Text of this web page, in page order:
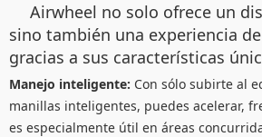
Airwheel no solo ofrece un
sino también una experiencia
gracias a sus características
Manejo inteligente: Con sólo subirte al
manillas inteligentes, puedes acelerar,
es especialmente útil en áreas